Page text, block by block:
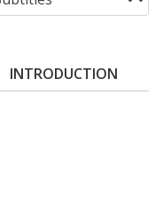
INTRODUCTION